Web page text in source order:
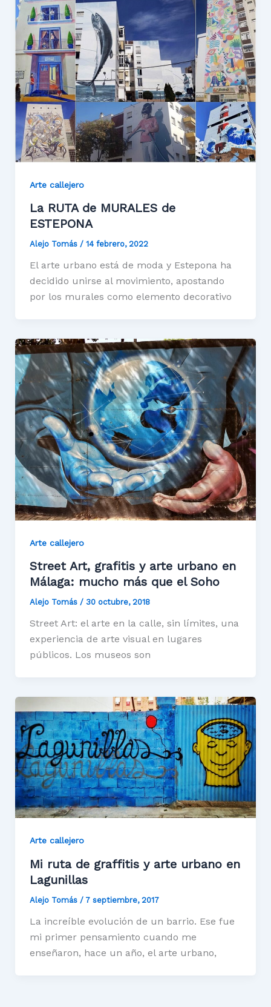
Arte callejero
La RUTA de MURALES de
ESTEPONA
Alejo Tomás / 14 febrero, 2022
El arte urbano está de moda y Estepona ha
decidido unirse al movimiento, apostando
por los murales como elemento decorativo
Arte callejero
Street Art, grafitis y arte urbano en
Málaga: mucho más que el Soho
Alejo Tomás / 30 octubre, 2018
Street Art: el arte en la calle, sin límites, una
experiencia de arte visual en lugares
públicos. Los museos son
Arte callejero
Mi ruta de graffitis y arte urbano en
Lagunillas
Alejo Tomás / 7 septiembre, 2017
La increíble evolución de un barrio. Ese fue
mi primer pensamiento cuando me
enseñaron, hace un año, el arte urbano,